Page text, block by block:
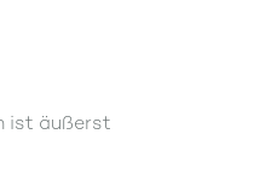
ist äußerst